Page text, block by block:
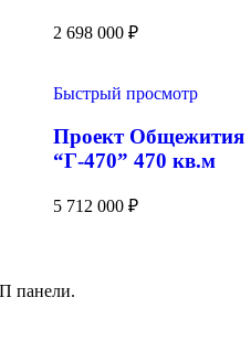
2 698 000 ₽
Быстрый просмотр
Проект Общежития
“Г-470” 470 кв.м
5 712 000 ₽
панели.